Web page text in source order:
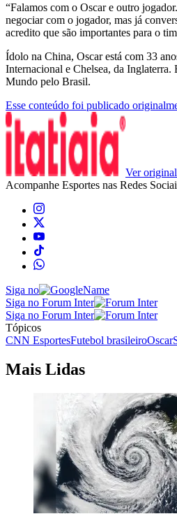
“Falamos com o Oscar e outro
negociar com o jogador, mas já
acredito que são importantes para o
Ídolo na China, Oscar está com 33
Internacional e Chelsea, da
Mundo pelo Brasil.
Esse conteúdo foi publicado
Ver original
Acompanhe Esportes nas Redes
Siga no
Siga no Forum Inter
Siga no Forum Inter
Tópicos
CNN EsportesFutebol brasileiroOscar
Mais Lidas